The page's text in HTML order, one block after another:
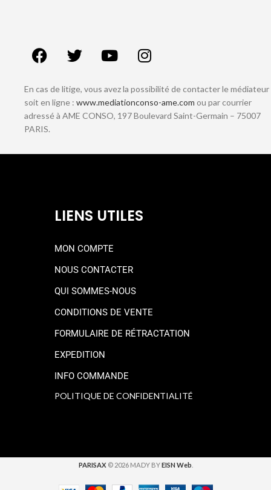
En cas de litige, vous avez la possibilité de contacter le médiateur
soit en ligne : www.mediationconso-ame.com ou par courrier
adressé à AME CONSO, 197 Boulevard Saint-Germain – 75007
PARIS.
LIENS UTILES
MON COMPTE
NOUS CONTACTER
QUI SOMMES-NOUS
CONDITIONS DE VENTE
FORMULAIRE DE RÉTRACTATION
EXPEDITION
INFO COMMANDE
POLITIQUE DE CONFIDENTIALITÉ
PARISAX© 2026 MADY BYEISN Web